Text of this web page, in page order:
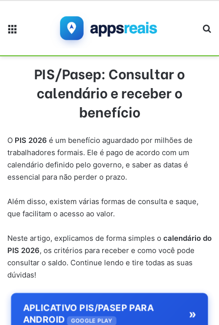
PIS/Pasep: Consultar o
calendário e receber o
benefício
O PIS 2026 é um benefício aguardado por milhões de
trabalhadores formais. Ele é pago de acordo com um
calendário definido pelo governo, e saber as datas é
essencial para não perder o prazo.
Além disso, existem várias formas de consulta e saque,
que facilitam o acesso ao valor.
Neste artigo, explicamos de forma simples o calendário do
PIS 2026, os critérios para receber e como você pode
consultar o saldo. Continue lendo e tire todas as suas
dúvidas!
APLICATIVO PIS/PASEP PARA
ANDROID GOOGLE PLAY »